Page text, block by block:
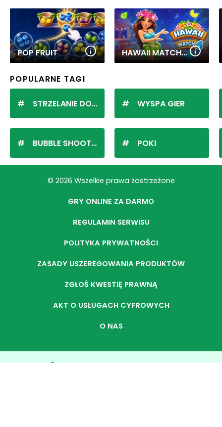
POP FRUIT HAWAII MATCH 6
POPULARNE TAGI
STRZELANIE DO KULEK
BUBBLE SHOOTER
WYSPA GIER
POKI
© 2026 Wszelkie prawa zastrzeżone
GRY ONLINE ZA DARMO
REGULAMIN SERWISU
POLITYKA PRYWATNOŚCI
ZASADY USZEREGOWANIA PRODUKTÓW
ZGŁOŚ KWESTIĘ PRAWNĄ
AKT O USŁUGACH CYFROWYCH
O NAS